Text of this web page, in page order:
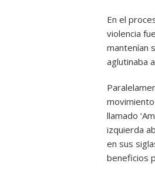
En el
violencia
mantenían
aglutinaba
llamado
izquierda
en sus
beneficios